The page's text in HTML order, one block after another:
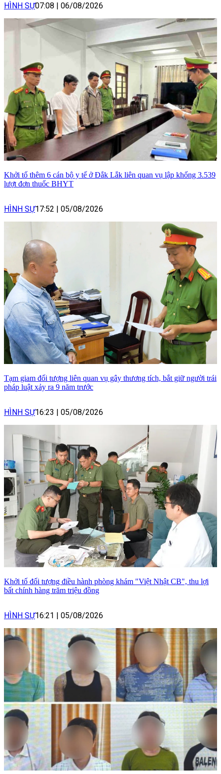
HÌNH SỰ07:08 06/08/2026
Khởi tố thêm 6 cán bộ y tế ở Đắk Lắk liên quan vụ lập khống 3.539
lượt đơn thuốc BHYT
HÌNH SỰ17:52 05/08/2026
Tạm giam đối tượng liên quan vụ gây thương tích, bắt giữ người trái
pháp luật xảy ra 9 năm trước
HÌNH SỰ16:23 05/08/2026
Khởi tố đối tượng điều hành phòng khám "Việt Nhật CB", thu lợi
bất chính hàng trăm triệu đồng
HÌNH SỰ16:21 05/08/2026